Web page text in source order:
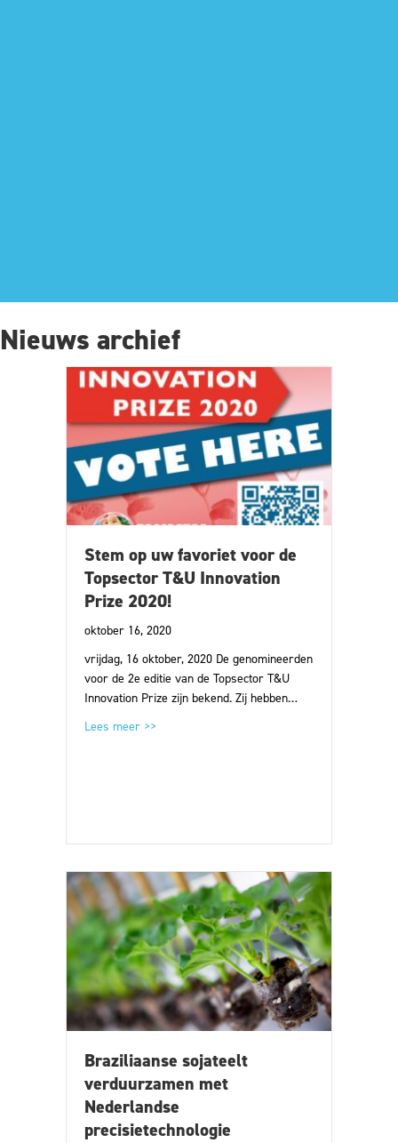
Nieuws archief
Stem op uw favoriet voor de
Topsector T&U Innovation
Prize 2020!
oktober 16, 2020
vrijdag, 16 oktober, 2020 De genomineerden
voor de 2e editie van de Topsector T&U
Innovation Prize zijn bekend. Zij hebben…
Lees meer >>
Braziliaanse sojateelt
verduurzamen met
Nederlandse
precisietechnologie